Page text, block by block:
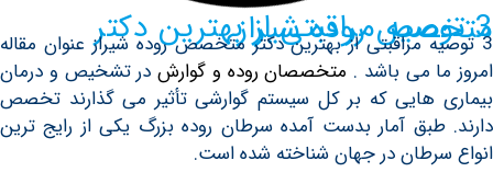
از بهترین دكتر متخصص روده شیراز
از بهترین دكتر متخصص روده شیراز عنوان مقاله
باشد .متخصصان روده و گوارش در تشخیص و درمان
که بر کل سیستم گوارشی تأثیر می گذارند تخصص
آمار بدست آمده سرطان روده بزرگ یکی از رایج ترین
در جهان شناخته شده است.